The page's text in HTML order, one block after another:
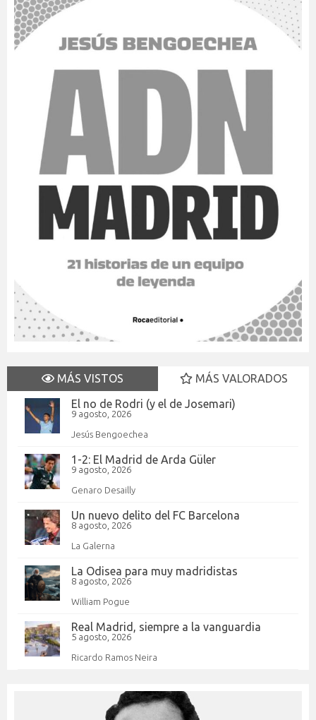
MÁS VISTOS
MÁS VALORADOS
El no de Rodri (y el de Josemari)
9 agosto, 2026
Jesús Bengoechea
1-2: El Madrid de Arda Güler
9 agosto, 2026
Genaro Desailly
Un nuevo delito del FC Barcelona
8 agosto, 2026
La Galerna
La Odisea para muy madridistas
8 agosto, 2026
William Pogue
Real Madrid, siempre a la vanguardia
5 agosto, 2026
Ricardo Ramos Neira